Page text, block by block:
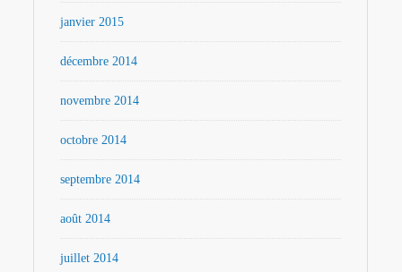
janvier 2015
décembre 2014
novembre 2014
octobre 2014
septembre 2014
août 2014
juillet 2014